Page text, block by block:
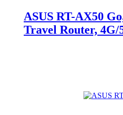
ASUS RT-AX50
Travel Router, 4G/